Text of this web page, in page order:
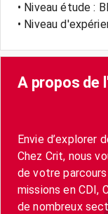
• Niveau étude :
• Niveau
A propos de
Envie d’explorer
Chez Crit, nous
de votre
missions en CDI,
de nombreux